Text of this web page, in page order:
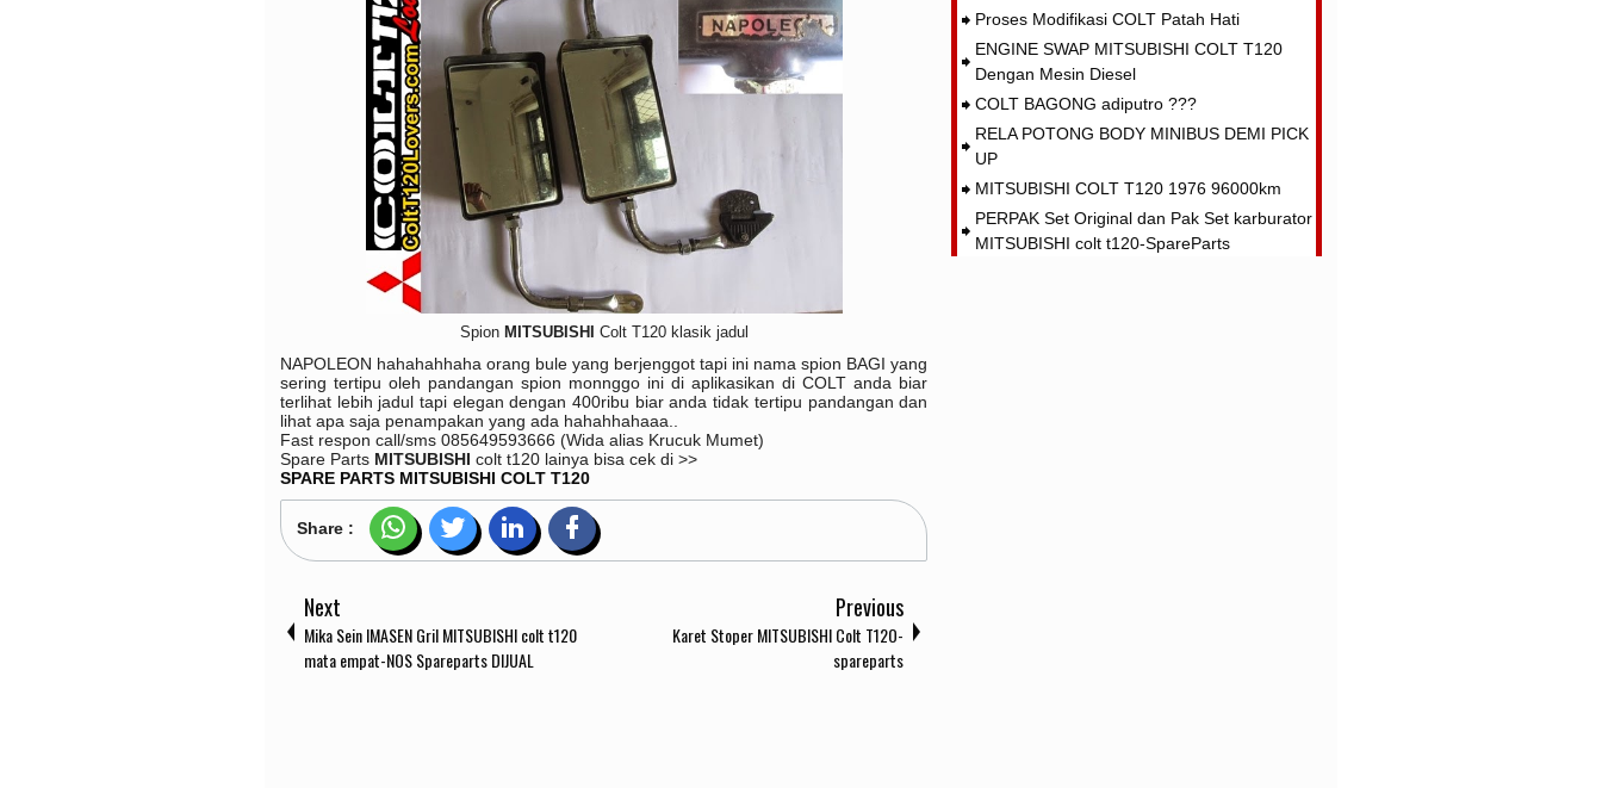
Spion MITSUBISHI Colt T120 klasik jadul
NAPOLEON hahahahhaha orang bule yang berjenggot tapi ini nama spion BAGI yang
sering tertipu oleh pandangan spion monnggo ini di aplikasikan di COLT anda biar
terlihat lebih jadul tapi elegan dengan 400ribu biar anda tidak tertipu pandangan dan
lihat apa saja penampakan yang ada hahahhahaaa..
Fast respon call/sms 085649593666 (Wida alias Krucuk Mumet)
Spare Parts MITSUBISHI colt t120 lainya bisa cek di >>
SPARE PARTS MITSUBISHI COLT T120
Share :
Next
Mika Sein IMASEN Gril MITSUBISHI colt t120
mata empat-NOS Spareparts DIJUAL
Previous
Karet Stoper MITSUBISHI Colt T12O-
spareparts
Proses Modifikasi COLT Patah Hati
ENGINE SWAP MITSUBISHI COLT T120
Dengan Mesin Diesel
COLT BAGONG adiputro ???
RELA POTONG BODY MINIBUS DEMI PICK
UP
MITSUBISHI COLT T120 1976 96000km
PERPAK Set Original dan Pak Set karburator
MITSUBISHI colt t120-SpareParts